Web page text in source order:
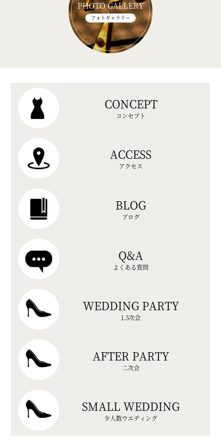
PHOTO GALLERY
フォトギャラリー
CONCEPT
コンセプト
ACCESS
アクセス
BLOG
ブログ
Q&A
よくある質問
WEDDING PARTY
1.5次会
AFTER PARTY
二次会
SMALL WEDDING
少人数ウエディング